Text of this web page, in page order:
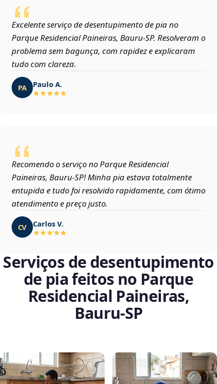
Excelente serviço de desentupimento de pia no
Parque Residencial Paineiras, Bauru‑SP. Resolveram o
problema sem bagunça, com rapidez e explicaram
tudo com clareza.
PA Paulo A.
Recomendo o serviço no Parque Residencial
Paineiras, Bauru‑SP! Minha pia estava totalmente
entupida e tudo foi resolvido rapidamente, com ótimo
atendimento e preço justo.
CV Carlos V.
Serviços de desentupimento
de pia feitos no Parque
Residencial Paineiras,
Bauru‑SP